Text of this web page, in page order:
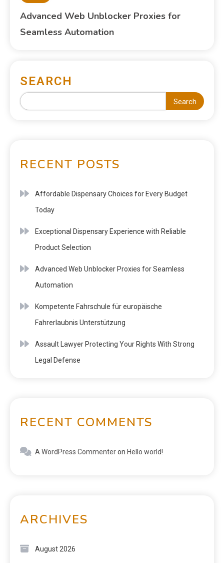
Advanced Web Unblocker Proxies for
Seamless Automation
SEARCH
Search
RECENT POSTS
Affordable Dispensary Choices for Every Budget
Today
Exceptional Dispensary Experience with Reliable
Product Selection
Advanced Web Unblocker Proxies for Seamless
Automation
Kompetente Fahrschule für europäische
Fahrerlaubnis Unterstützung
Assault Lawyer Protecting Your Rights With Strong
Legal Defense
RECENT COMMENTS
A WordPress Commenteron Hello world!
ARCHIVES
August 2026